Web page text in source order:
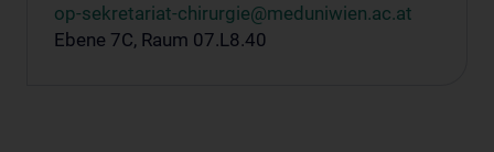
op-sekretariat-chirurgie@meduniwien.ac.at
Ebene 7C, Raum 07.L8.40